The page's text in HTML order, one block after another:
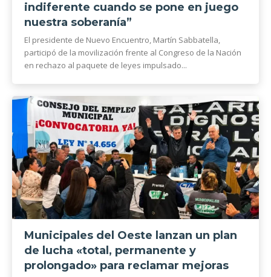
indiferente cuando se pone en juego
nuestra soberanía”
El presidente de Nuevo Encuentro, Martín Sabbatella,
participó de la movilización frente al Congreso de la Nación
en rechazo al paquete de leyes impulsado...
Municipales del Oeste lanzan un plan
de lucha «total, permanente y
prolongado» para reclamar mejoras